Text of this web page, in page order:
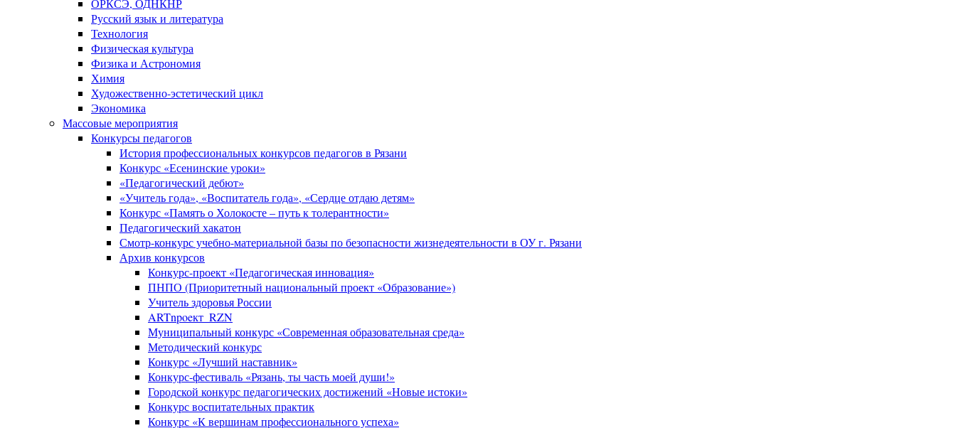
ОРКСЭ, ОДНКНР
Русский язык и литература
Технология
Физическая культура
Физика и Астрономия
Химия
Художественно-эстетический цикл
Экономика
Массовые мероприятия
Конкурсы педагогов
История профессиональных конкурсов педагогов в Рязани
Конкурс «Есенинские уроки»
«Педагогический дебют»
«Учитель года», «Воспитатель года», «Сердце отдаю детям»
Конкурс «Память о Холокосте – путь к толерантности»
Педагогический хакатон
Смотр-конкурс учебно-материальной базы по безопасности жизнедеятельности в ОУ г. Рязани
Архив конкурсов
Конкурс-проект «Педагогическая инновация»
ПНПО (Приоритетный национальный проект «Образование»)
Учитель здоровья России
ARTnpoeкт_RZN
Муниципальный конкурс «Современная образовательная среда»
Методический конкурс
Конкурс «Лучший наставник»
Конкурс-фестиваль «Рязань, ты часть моей души!»
Городской конкурс педагогических достижений «Новые истоки»
Конкурс воспитательных практик
Конкурс «К вершинам профессионального успеха»